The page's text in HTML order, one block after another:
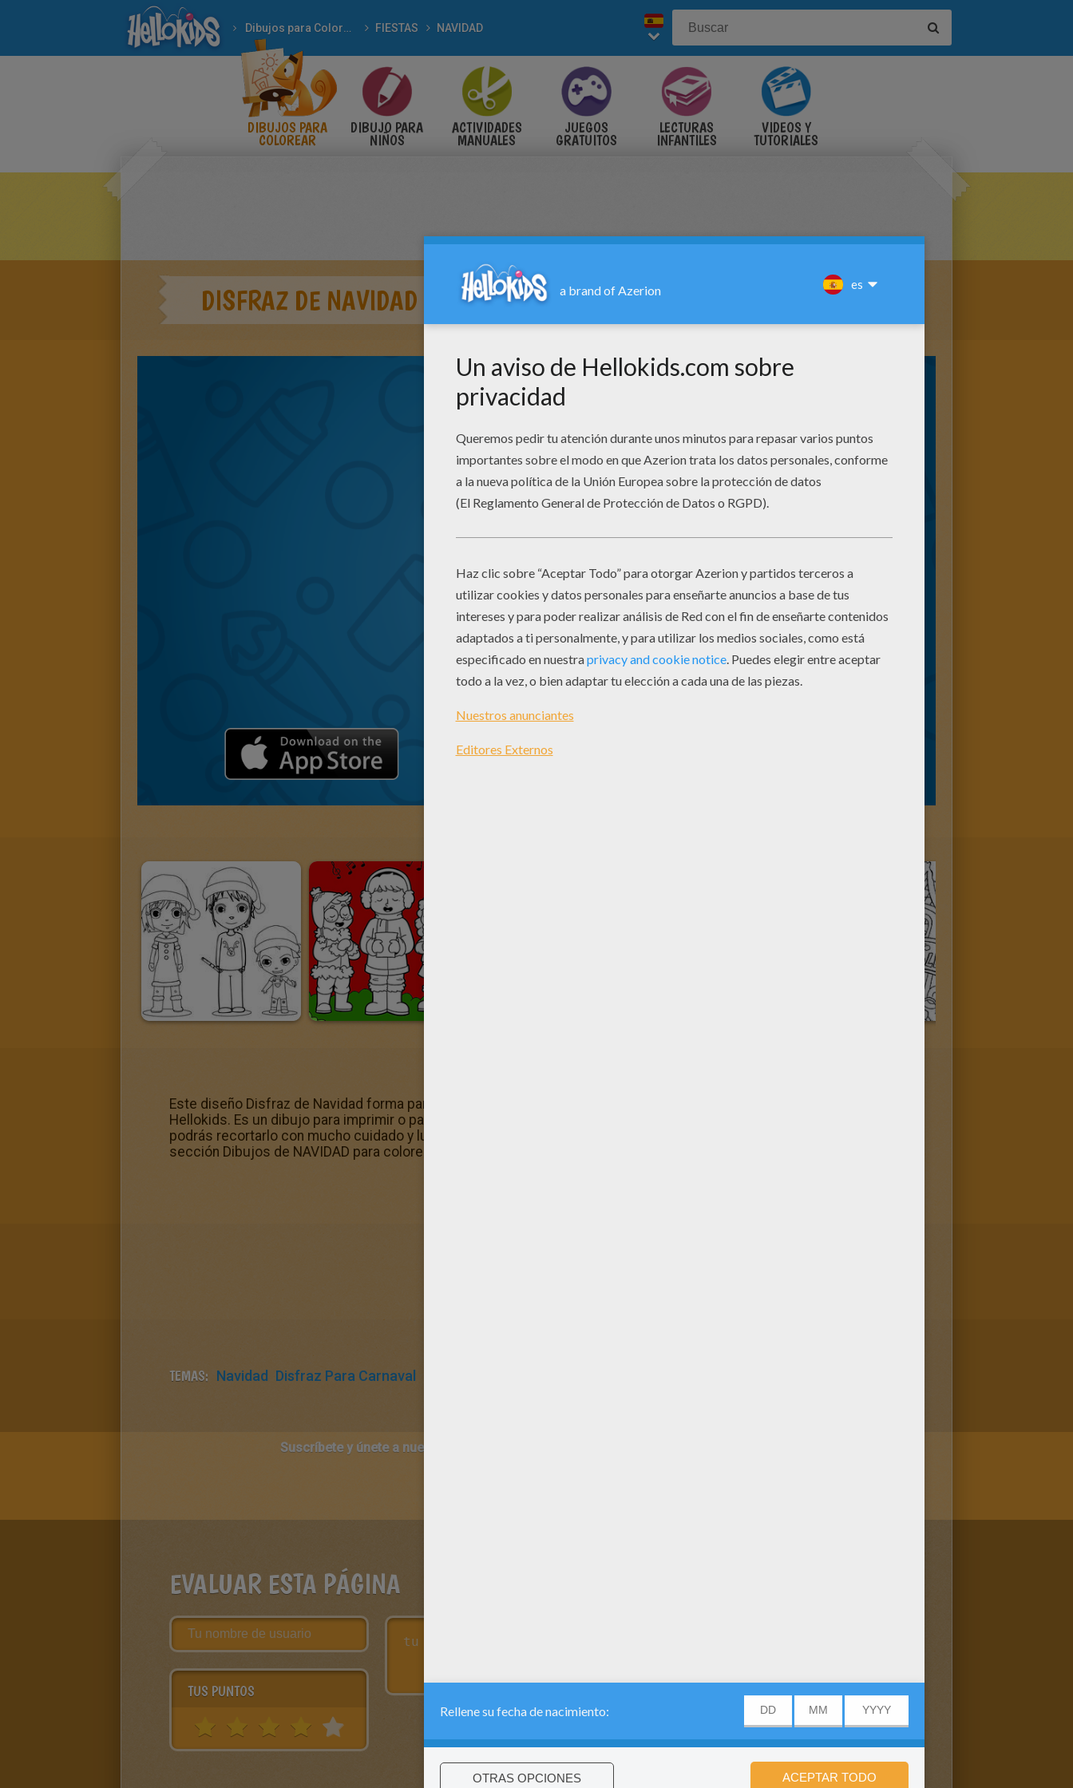
Dibujos para Colorear FIESTAS NAVIDAD
DIBUJOS PARA
COLOREAR
DIBUJO PARA
NIÑOS
ACTIVIDADES
MANUALES
JUEGOS
GRATUITOS
LECTURAS
INFANTILES
VIDEOS Y
TUTORIALES
DISFRAZ DE NAVIDAD
Este diseño Disfraz de Navidad forma parte del conjunto de Dibujos de NAVIDAD para colorear que te proponemos en
Hellokids. Es un dibujo para imprimir o para colorear online. Al colorear e imprimir este diseño de Disfraz de Navidad
podrás recortarlo con mucho cuidado y luego colgarlo en la pared de tu cuarto así como todos los otros dibujos de la
sección Dibujos de NAVIDAD para colorear.
TEMAS: Navidad Disfraz Para Carnaval
Suscríbete y únete a nuestro canal de vídeos para niños en Youtube:
EVALUAR ESTA PÁGINA
TUS PUNTOS